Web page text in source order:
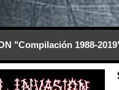
"Compilación 1988-